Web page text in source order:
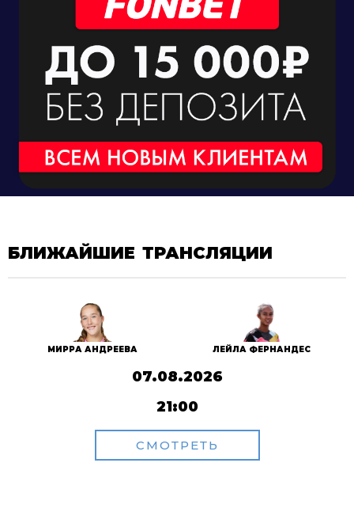
БЛИЖАЙШИЕ ТРАНСЛЯЦИИ
МИРРА АНДРЕЕВА ЛЕЙЛА ФЕРНАНДЕС
07.08.2026
21:00
СМОТРЕТЬ